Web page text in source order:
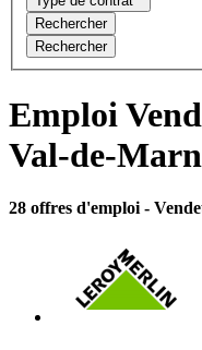
Rechercher
Rechercher
Emploi
Val-de-
28 offres d'emploi -